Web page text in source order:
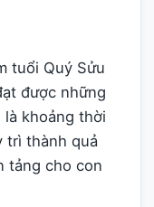
tuổi Quý Sửu
được những
khoảng thời
trì thành quả
tảng cho con